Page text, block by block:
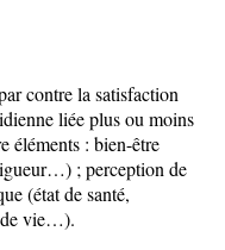
contre la satisfaction
liée plus ou moins
éléments : bien-être
; perception de
(état de santé,
de vie…).